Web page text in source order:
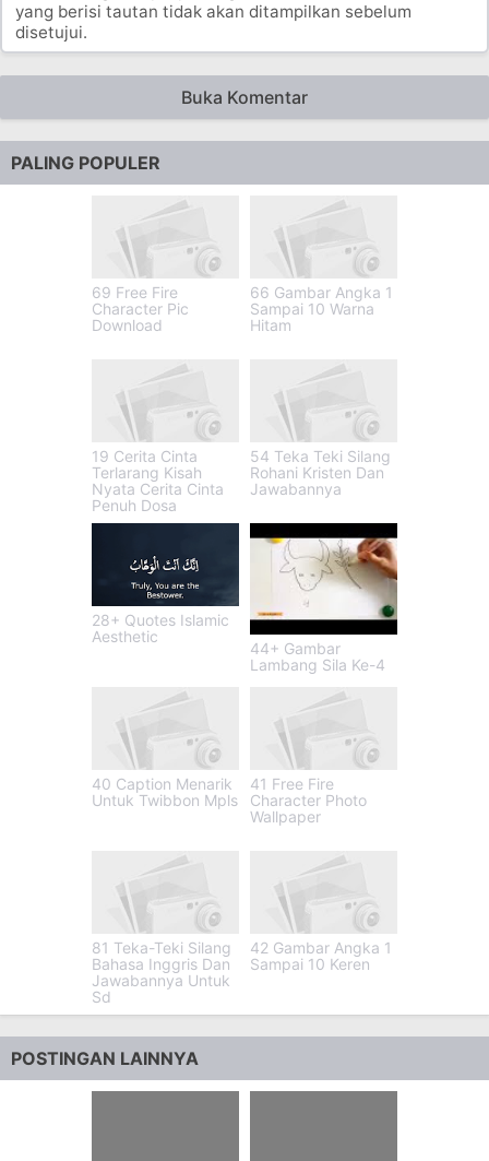
yang berisi tautan tidak akan ditampilkan sebelum
disetujui.
Buka Komentar
PALING POPULER
69 Free Fire
Character Pic
Download
66 Gambar Angka 1
Sampai 10 Warna
Hitam
19 Cerita Cinta
Terlarang Kisah
Nyata Cerita Cinta
Penuh Dosa
54 Teka Teki Silang
Rohani Kristen Dan
Jawabannya
28+ Quotes Islamic
Aesthetic
44+ Gambar
Lambang Sila Ke-4
40 Caption Menarik
Untuk Twibbon Mpls
41 Free Fire
Character Photo
Wallpaper
81 Teka-Teki Silang
Bahasa Inggris Dan
Jawabannya Untuk
Sd
42 Gambar Angka 1
Sampai 10 Keren
POSTINGAN LAINNYA